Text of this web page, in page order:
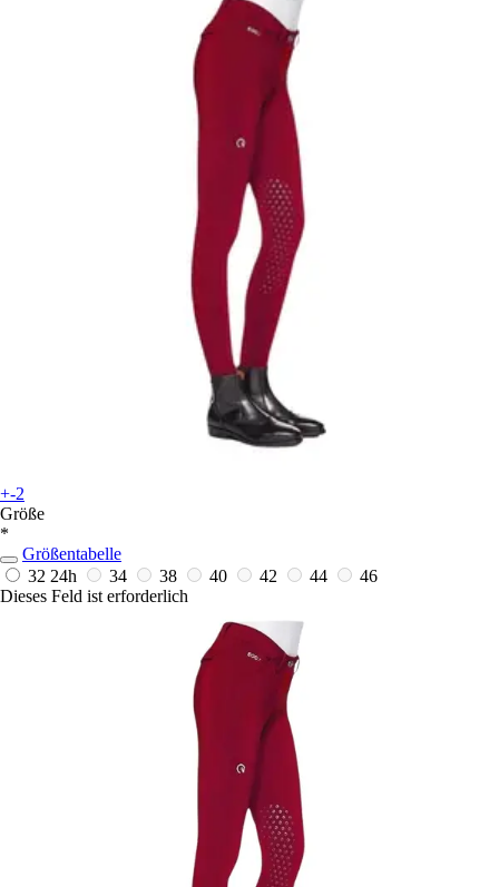
+-2
Größe
*
Größentabelle
32 24h 34 38 40 42 44
46
Dieses Feld ist erforderlich